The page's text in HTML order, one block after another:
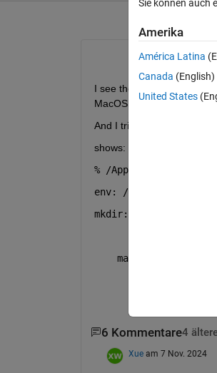
I see the error, The
MacOS 15.1.
And I tried to open it in
shows:
% /Applications/
env: /Applications/
mkdir: /bin/maca64:
matlab: No MATLAB
6 Kommentare4
Xue am 7 Nov. 2024
Sie können auch
Amerika
América Latina
Canada (English)
United States